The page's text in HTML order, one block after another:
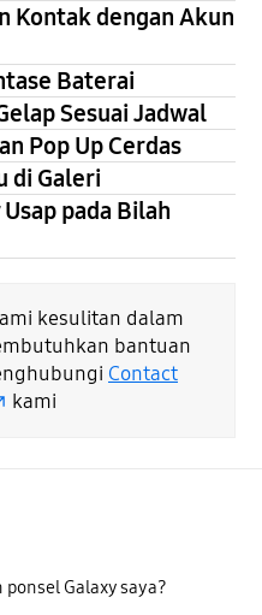
dengan Akun
Baterai
Sesuai Jadwal
Pop Up Cerdas
di Galeri
pada Bilah
kesulitan dalam
bantuan
Contact
kami
Galaxy saya?